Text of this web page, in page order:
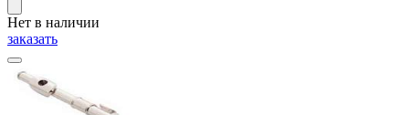
Нет в наличии
заказать